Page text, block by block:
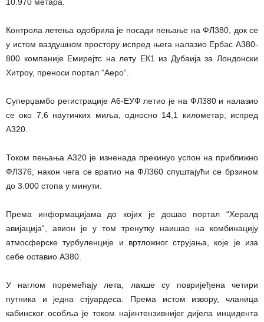
10.970 метара.
Контрола летења одобрила је посади пењање на ФЛ380, док се
у истом ваздушном простору испред њега налазио Ербас А380-
800 компаније Емирејтс на лету ЕК1 из Дубаија за Лондонски
Хитроу, преноси портал “Аеро“.
Суперџамбо регистрације А6-ЕУФ летио је на ФЛ380 и налазио
се око 7,6 наутичких миља, односно 14,1 километар, испред
А320.
Током пењања А320 је изненада прекинуо успон на приближно
ФЛ376, након чега се вратио на ФЛ360 спуштајући се брзином
до 3.000 стопа у минути.
Према информацијама до којих је дошао портал “Хералд
авијација“, авион је у том тренутку наишао на комбинацију
атмосферске турбуленције и вртложног струјања, које је иза
себе оставио А380.
У наглом поремећају лета, лакше су повријеђена четири
путника и једна стјуардеса. Према истом извору, чланица
кабинског особља је током најинтензивнијег дијела инцидента